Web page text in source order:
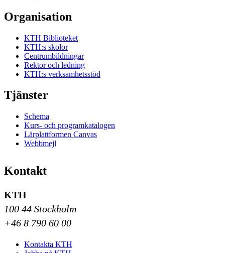
Organisation
KTH Biblioteket
KTH:s skolor
Centrumbildningar
Rektor och ledning
KTH:s verksamhetsstöd
Tjänster
Schema
Kurs- och programkatalogen
Lärplattformen Canvas
Webbmejl
Kontakt
KTH
100 44 Stockholm
+46 8 790 60 00
Kontakta KTH